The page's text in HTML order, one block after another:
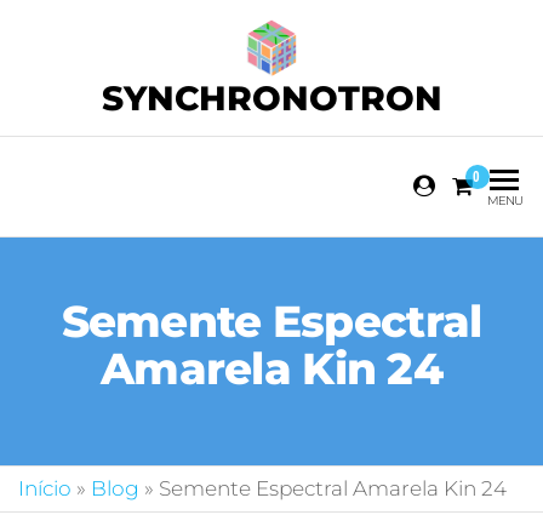
SYNCHRONOTRON
0
MENU
Semente Espectral
Amarela Kin 24
Início » Blog » Semente Espectral Amarela Kin 24